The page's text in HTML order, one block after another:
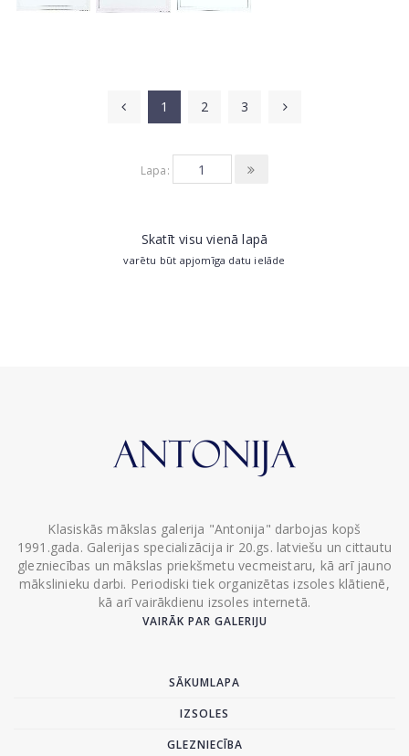
1 2 3
Lapa:
Skatīt visu vienā lapā
varētu būt apjomīga datu ielāde
Klasiskās mākslas galerija "Antonija" darbojas kopš
1991.gada. Galerijas specializācija ir 20.gs. latviešu un cittautu
glezniecības un mākslas priekšmetu vecmeistaru, kā arī jauno
mākslinieku darbi. Periodiski tiek organizētas izsoles klātienē,
kā arī vairākdienu izsoles internetā.
VAIRĀK PAR GALERIJU
SĀKUMLAPA
IZSOLES
GLEZNIECĪBA